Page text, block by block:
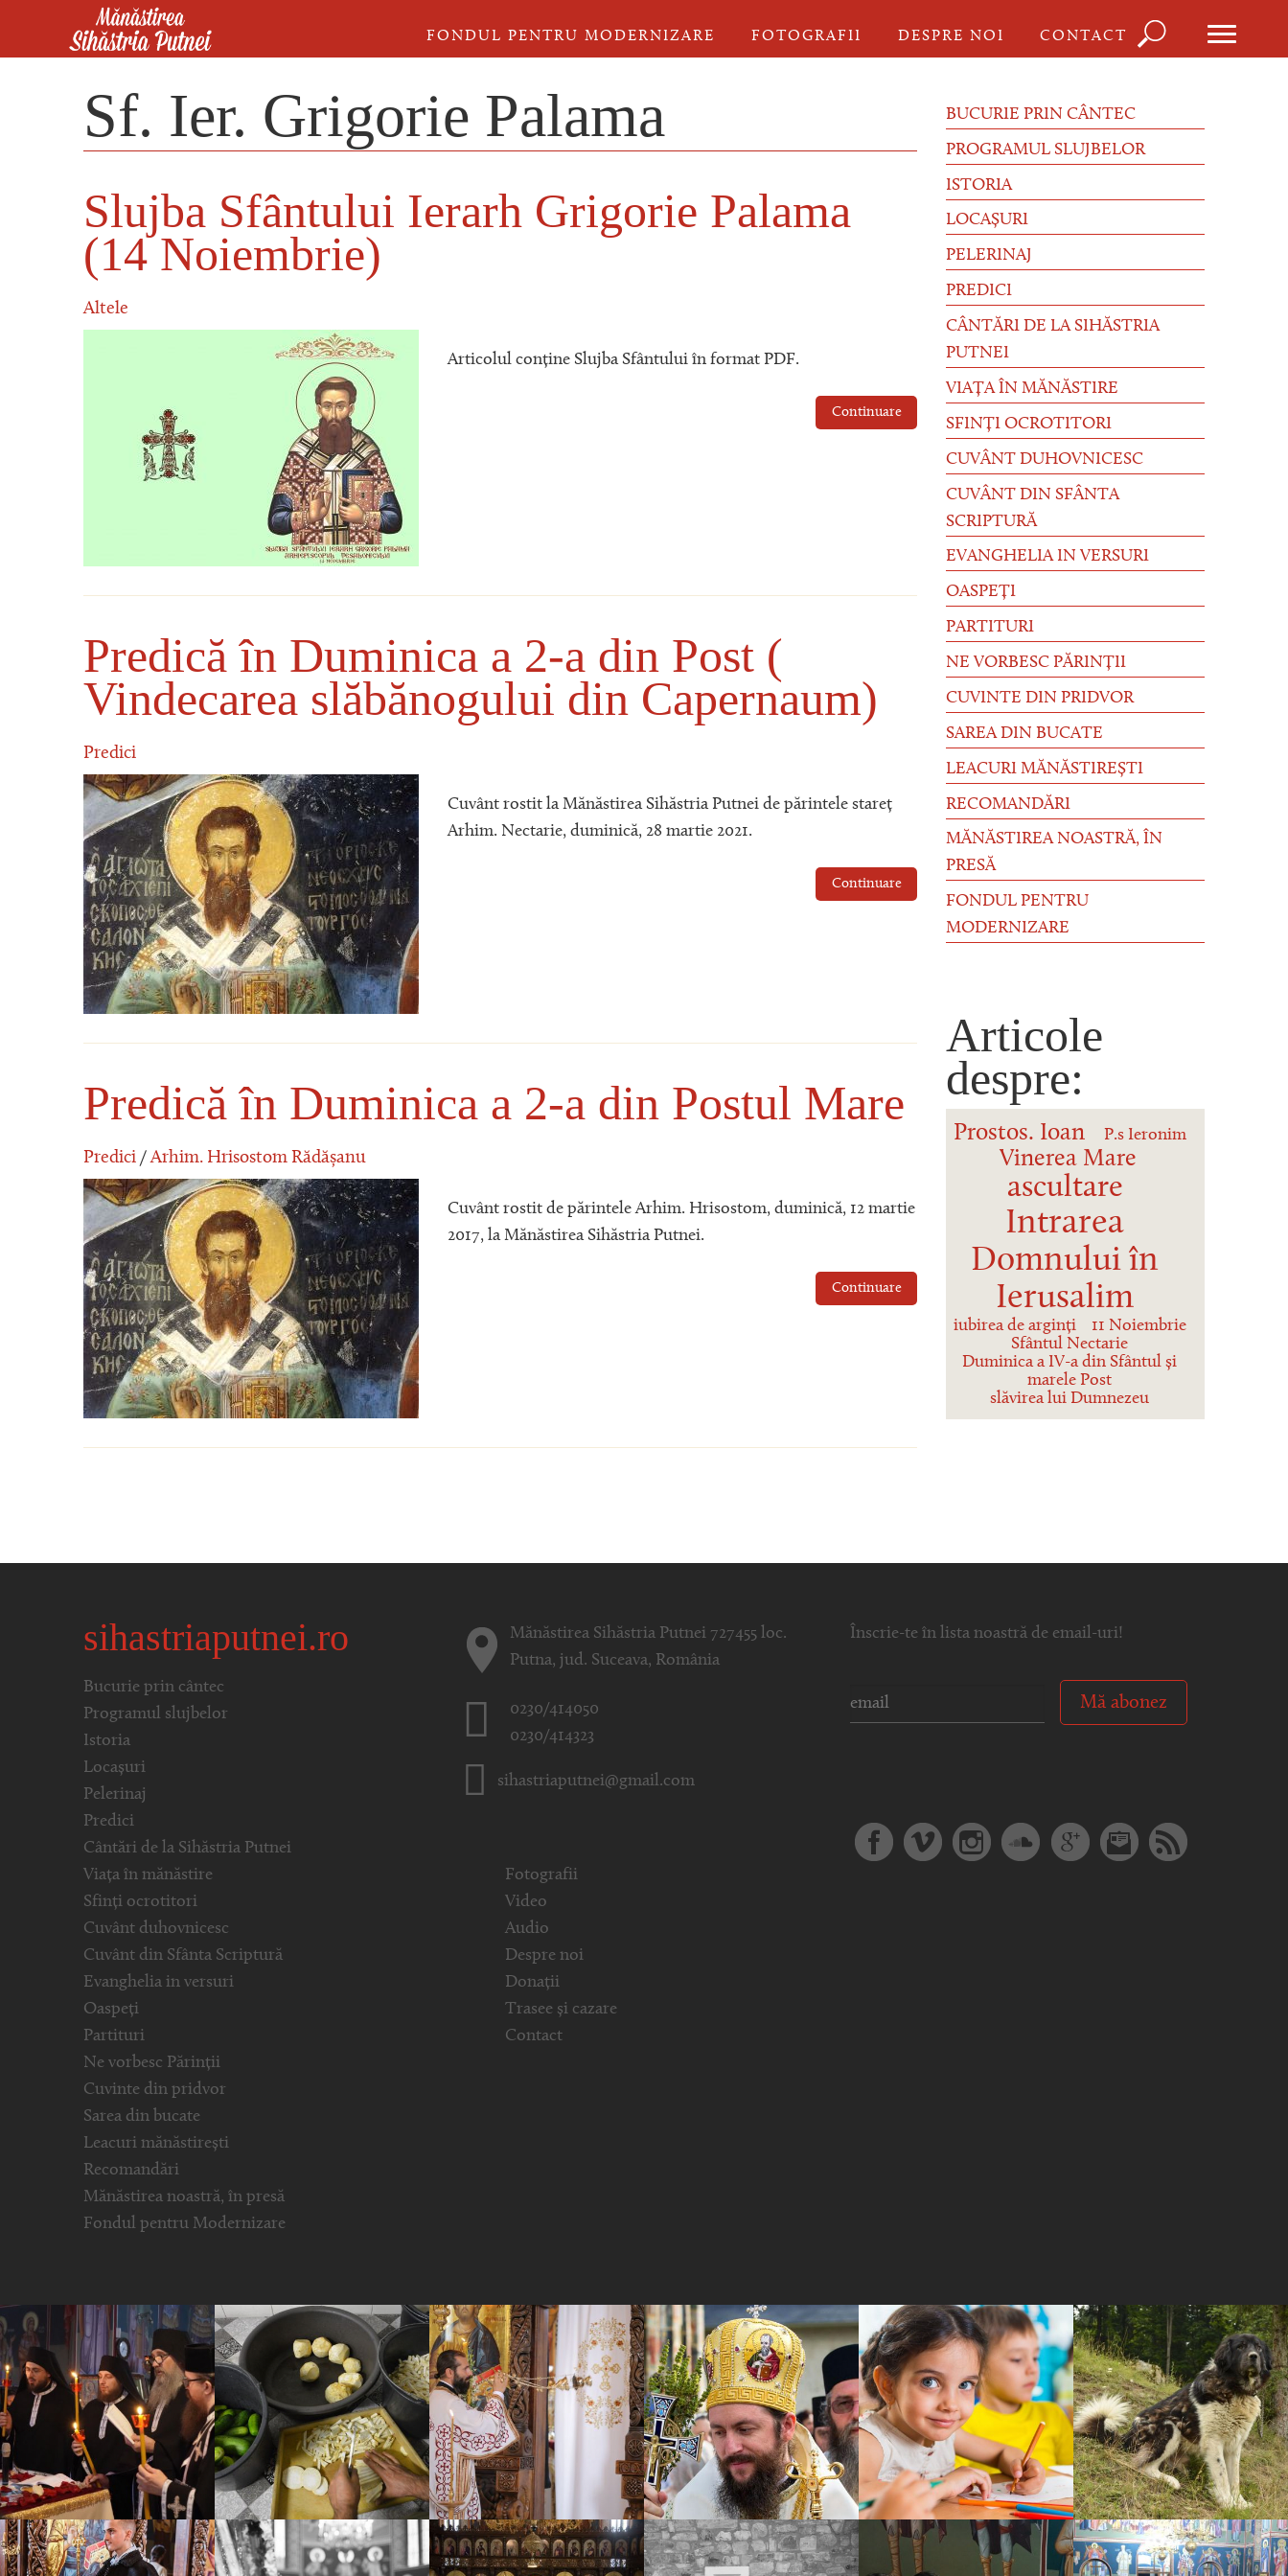
Mergi la conţinutul principal
FONDUL PENTRU MODERNIZARE FOTOGRAFII DESPRE NOI CONTACT
Sf. Ier. Grigorie Palama
Slujba Sfântului Ierarh Grigorie Palama
(14 Noiembrie)
Altele
Articolul conține Slujba Sfântului în format PDF.
Continuare
Predică în Duminica a 2-a din Post (
Vindecarea slăbănogului din Capernaum)
Predici
Cuvânt rostit la Mănăstirea Sihăstria Putnei de părintele stareț
Arhim. Nectarie, duminică, 28 martie 2021.
Continuare
Predică în Duminica a 2-a din Postul Mare
Predici /Arhim. Hrisostom Rădășanu
Cuvânt rostit de părintele Arhim. Hrisostom, duminică, 12 martie
2017, la Mănăstirea Sihăstria Putnei.
Continuare
BUCURIE PRIN CÂNTEC
PROGRAMUL SLUJBELOR
ISTORIA
LOCAȘURI
PELERINAJ
PREDICI
CÂNTĂRI DE LA SIHĂSTRIA
PUTNEI
VIAȚA ÎN MĂNĂSTIRE
SFINȚI OCROTITORI
CUVÂNT DUHOVNICESC
CUVÂNT DIN SFÂNTA
SCRIPTURĂ
EVANGHELIA IN VERSURI
OASPEȚI
PARTITURI
NE VORBESC PĂRINȚII
CUVINTE DIN PRIDVOR
SAREA DIN BUCATE
LEACURI MĂNĂSTIREȘTI
RECOMANDĂRI
MĂNĂSTIREA NOASTRĂ, ÎN
PRESĂ
FONDUL PENTRU
MODERNIZARE
Articole
despre:
Prostos. Ioan P.s Ieronim
Vinerea Mare
ascultare
Intrarea
Domnului în
Ierusalim
iubirea de arginți
11 Noiembrie
Sfântul Nectarie
Duminica a IV-a din Sfântul și
marele Post
slăvirea lui Dumnezeu
sihastriaputnei.ro
Bucurie prin cântec
Programul slujbelor
Istoria
Locașuri
Pelerinaj
Predici
Cântări de la Sihăstria Putnei
Viața în mănăstire
Sfinți ocrotitori
Cuvânt duhovnicesc
Cuvânt din Sfânta Scriptură
Evanghelia in versuri
Oaspeți
Partituri
Ne vorbesc Părinții
Cuvinte din pridvor
Sarea din bucate
Leacuri mănăstirești
Recomandări
Mănăstirea noastră, în presă
Fondul pentru Modernizare
Mănăstirea Sihăstria Putnei 727455 loc.
Putna, jud. Suceava, România
0230/414050
0230/414323
sihastriaputnei@gmail.com
Fotografii
Video
Audio
Despre noi
Donații
Trasee și cazare
Contact
Înscrie-te în lista noastră de email-uri!
Mă abonez